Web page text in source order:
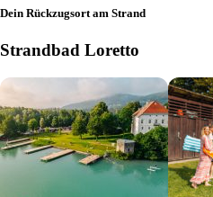
Dein Rückzugsort am Strand
Strandbad Loretto